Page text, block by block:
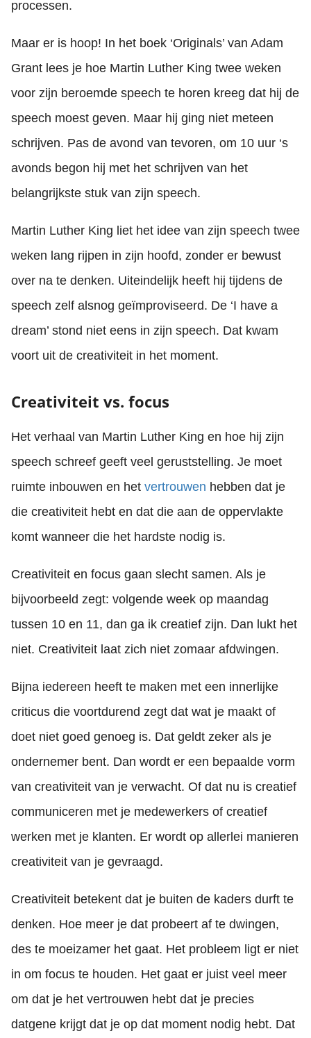
processen.
Maar er is hoop! In het boek ‘Originals’ van Adam
Grant lees je hoe Martin Luther King twee weken
voor zijn beroemde speech te horen kreeg dat hij de
speech moest geven. Maar hij ging niet meteen
schrijven. Pas de avond van tevoren, om 10 uur ‘s
avonds begon hij met het schrijven van het
belangrijkste stuk van zijn speech.
Martin Luther King liet het idee van zijn speech twee
weken lang rijpen in zijn hoofd, zonder er bewust
over na te denken. Uiteindelijk heeft hij tijdens de
speech zelf alsnog geïmproviseerd. De ‘I have a
dream’ stond niet eens in zijn speech. Dat kwam
voort uit de creativiteit in het moment.
Creativiteit vs. focus
Het verhaal van Martin Luther King en hoe hij zijn
speech schreef geeft veel geruststelling. Je moet
ruimte inbouwen en het vertrouwen hebben dat je
die creativiteit hebt en dat die aan de oppervlakte
komt wanneer die het hardste nodig is.
Creativiteit en focus gaan slecht samen. Als je
bijvoorbeeld zegt: volgende week op maandag
tussen 10 en 11, dan ga ik creatief zijn. Dan lukt het
niet. Creativiteit laat zich niet zomaar afdwingen.
Bijna iedereen heeft te maken met een innerlijke
criticus die voortdurend zegt dat wat je maakt of
doet niet goed genoeg is. Dat geldt zeker als je
ondernemer bent. Dan wordt er een bepaalde vorm
van creativiteit van je verwacht. Of dat nu is creatief
communiceren met je medewerkers of creatief
werken met je klanten. Er wordt op allerlei manieren
creativiteit van je gevraagd.
Creativiteit betekent dat je buiten de kaders durft te
denken. Hoe meer je dat probeert af te dwingen,
des te moeizamer het gaat. Het probleem ligt er niet
in om focus te houden. Het gaat er juist veel meer
om dat je het vertrouwen hebt dat je precies
datgene krijgt dat je op dat moment nodig hebt. Dat